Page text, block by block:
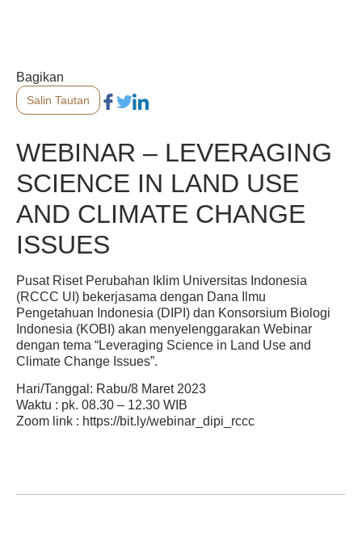
WEBINAR – LEVERAGING
SCIENCE IN LAND USE
AND CLIMATE CHANGE
ISSUES
Pusat Riset Perubahan Iklim Universitas Indonesia
(RCCC UI) bekerjasama dengan Dana Ilmu
Pengetahuan Indonesia (DIPI) dan Konsorsium Biologi
Indonesia (KOBI) akan menyelenggarakan Webinar
dengan tema “Leveraging Science in Land Use and
Climate Change Issues”.
Hari/Tanggal: Rabu/8 Maret 2023
Waktu : pk. 08.30 – 12.30 WIB
Zoom link : https://bit.ly/webinar_dipi_rccc
Bagikan
Salin Tautan